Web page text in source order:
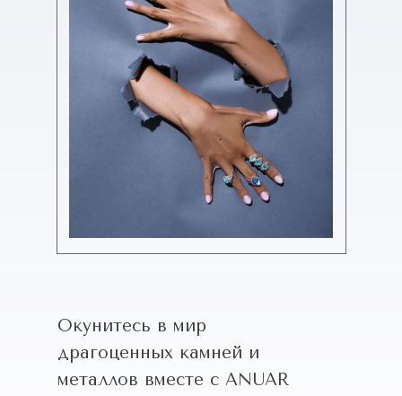
Окунитесь в мир
драгоценных камней и
металлов вместе с ANUAR